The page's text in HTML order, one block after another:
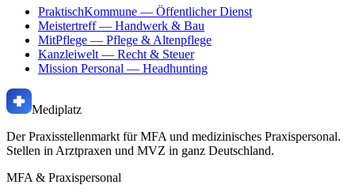
PraktischKommune — Öffentlicher Dienst
Meistertreff— Handwerk & Bau
MitPflege — Pflege & Altenpflege
Kanzleiwelt — Recht & Steuer
Mission Personal — Headhunting
Mediplatz
Der Praxisstellenmarkt für MFA und medizinisches Praxispersonal.
Stellen in Arztpraxen und MVZ in ganz Deutschland.
MFA & Praxispersonal